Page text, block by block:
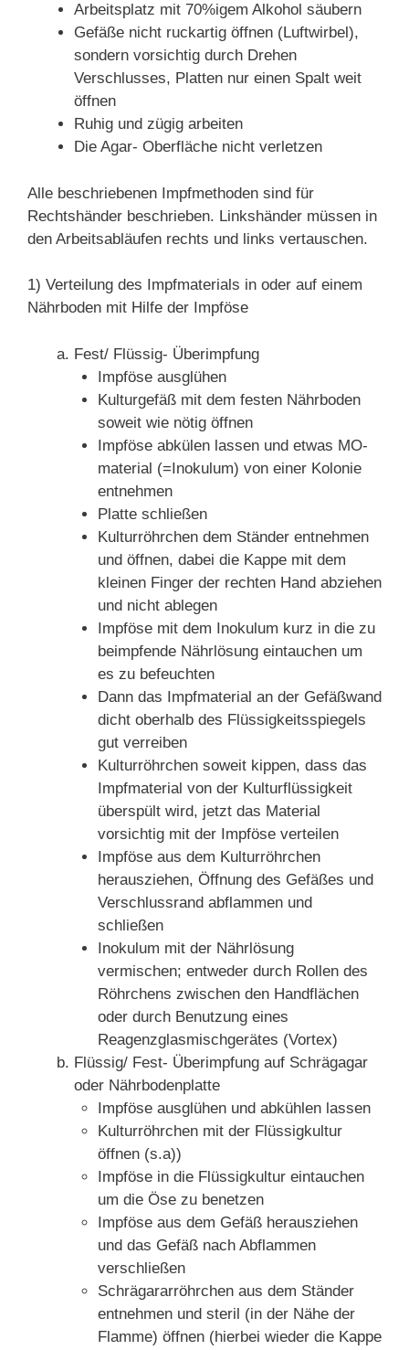
Arbeitsplatz mit 70%igem Alkohol säubern
Gefäße nicht ruckartig öffnen (Luftwirbel),
sondern vorsichtig durch Drehen
Verschlusses, Platten nur einen Spalt weit
öffnen
Ruhig und zügig arbeiten
Die Agar- Oberfläche nicht verletzen
Alle beschriebenen Impfmethoden sind für
Rechtshänder beschrieben. Linkshänder müssen in
den Arbeitsabläufen rechts und links vertauschen.
1) Verteilung des Impfmaterials in oder auf einem
Nährboden mit Hilfe der Impföse
Fest/ Flüssig- Überimpfung
Impföse ausglühen
Kulturgefäß mit dem festen Nährboden
soweit wie nötig öffnen
Impföse abkülen lassen und etwas MO-
material (=Inokulum) von einer Kolonie
entnehmen
Platte schließen
Kulturröhrchen dem Ständer entnehmen
und öffnen, dabei die Kappe mit dem
kleinen Finger der rechten Hand abziehen
und nicht ablegen
Impföse mit dem Inokulum kurz in die zu
beimpfende Nährlösung eintauchen um
es zu befeuchten
Dann das Impfmaterial an der Gefäßwand
dicht oberhalb des Flüssigkeitsspiegels
gut verreiben
Kulturröhrchen soweit kippen, dass das
Impfmaterial von der Kulturflüssigkeit
überspült wird, jetzt das Material
vorsichtig mit der Impföse verteilen
Impföse aus dem Kulturröhrchen
herausziehen, Öffnung des Gefäßes und
Verschlussrand abflammen und
schließen
Inokulum mit der Nährlösung
vermischen; entweder durch Rollen des
Röhrchens zwischen den Handflächen
oder durch Benutzung eines
Reagenzglasmischgerätes (Vortex)
Flüssig/ Fest- Überimpfung auf Schrägagar
oder Nährbodenplatte
Impföse ausglühen und abkühlen lassen
Kulturröhrchen mit der Flüssigkultur
öffnen (s.a))
Impföse in die Flüssigkultur eintauchen
um die Öse zu benetzen
Impföse aus dem Gefäß herausziehen
und das Gefäß nach Abflammen
verschließen
Schrägararröhrchen aus dem Ständer
entnehmen und steril (in der Nähe der
Flamme) öffnen (hierbei wieder die Kappe